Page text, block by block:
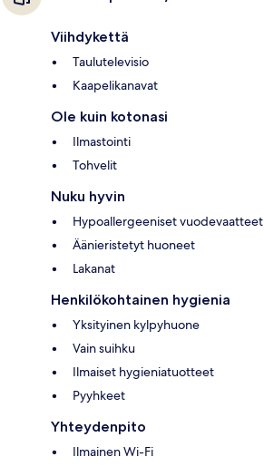
Viihdykettä
Taulutelevisio
Kaapelikanavat
Ole kuin kotonasi
Ilmastointi
Tohvelit
Nuku hyvin
Hypoallergeeniset vuodevaatteet
Äänieristetyt huoneet
Lakanat
Henkilökohtainen hygienia
Yksityinen kylpyhuone
Vain suihku
Ilmaiset hygieniatuotteet
Pyyhkeet
Yhteydenpito
Ilmainen Wi-Fi